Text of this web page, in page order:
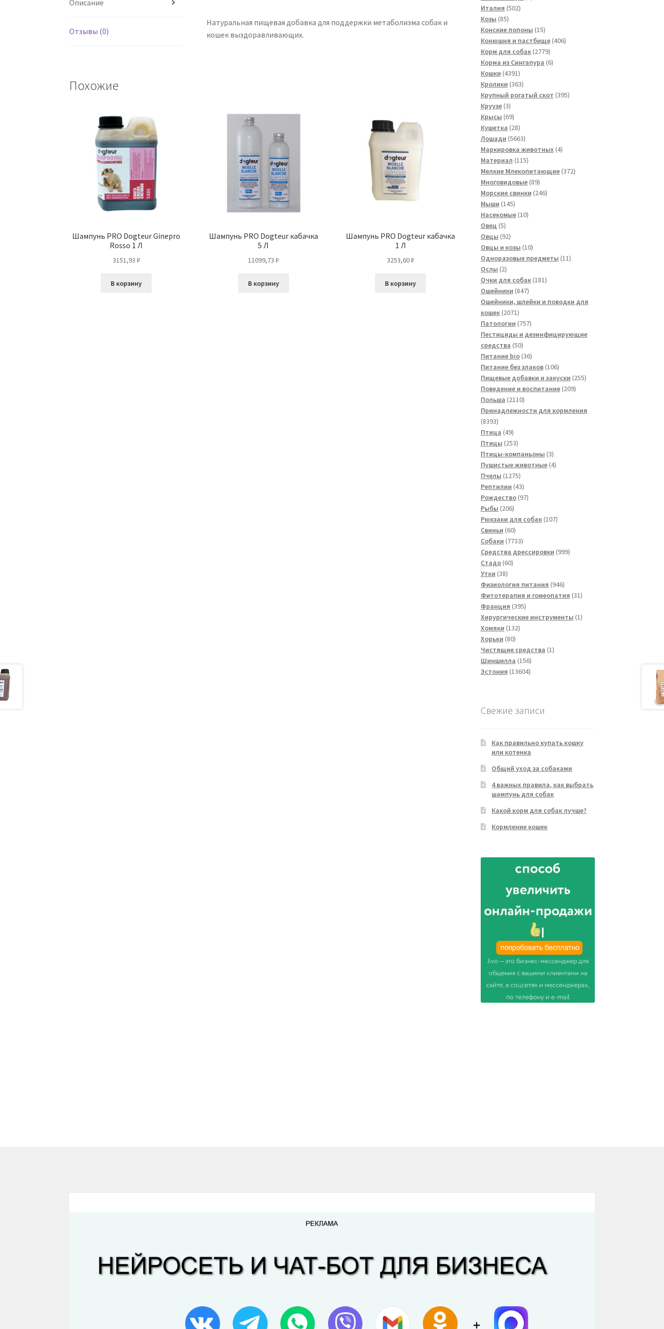
Описание
Отзывы (0)
Натуральная пищевая добавка для поддержки метаболизма собак и
кошек выздоравливающих.
Похожие
Шампунь PRO Dogteur Ginepro
Rosso 1 Л
3151,93 ₽
В корзину
Шампунь PRO Dogteur кабачка
5 Л
11099,73 ₽
В корзину
Шампунь PRO Dogteur кабачка
1 Л
3253,60₽
В корзину
Италия 502502
Козы 8585
товаров
Конские попоны 1515
товаров
Конюшня и пастбище 406406
Корм для собак 27792779
товаров
Корма из Сингапура 66
Кошки 43914391
товар
Кролики 363363
товара
Крупный рогатый скот 395395
Круузе 33
товара
Крысы 6969
товаров
Кушетка 2828
товаров
Лошади 56635663
товара
Маркировка животных 44
Материал 115115
товаров
Мелкие Млекопитающие 372372
Многовидовые 8989
товаров
Морские свинки 246246
Мыши 145145
товаров
Насекомые 1010
Овец 55
товаров
Овцы 9292
товара
Овцы и козы 1010
товаров
Одноразовые предметы 1111
Ослы 22
товара
Очки для собак 181181
Ошейники 847847
товаров
Ошейники, шлейки и поводки для
кошек 20712071
товар
Патологии 757757
товаров
Пестициды и дезинфицирующие
средства 5050
товаров
Питание bio 3636
товаров
Питание без злаков 106106
товаров
Пищевые добавки и закуски 255255
Поведение и воспитание 209209
Польша 21102110
товаров
Принадлежности для кормления
83938393
товара
Птица 4949
товаров
Птицы 253253
товара
Птицы-компаньоны 33
товара
Пушистые животные 44
Пчелы 12751275
товаров
Рептилии 4343
товара
Рождество 9797
Рыбы 206206
товаров
Рюкзаки для собак 107107
Свиньи 6060
товаров
Собаки 77337733
товара
Средства дрессировки 999999
Стадо 6060
Утки 3838
товаров
Физиология питания 946946
товаров
Фитотерапия и гомеопатия 3131
Франция 395395
товаров
Хирургические инструменты 11
Хомяки 132132
Хорьки 8080
товаров
Чистящие средства 11
Шиншилла 156156
товаров
Эстония 1360413604
Свежие записи
Как правильно купать кошку
или котенка
Общий уход за собаками
4 важных правила, как выбрать
шампунь для собак
Какой корм для собак лучше?
Кормление кошек